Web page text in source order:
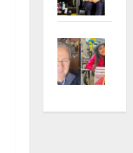
euro
apre